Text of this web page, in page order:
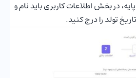
در بخش اطلاعات کاربری باید نام و
تولد را درج کنید.